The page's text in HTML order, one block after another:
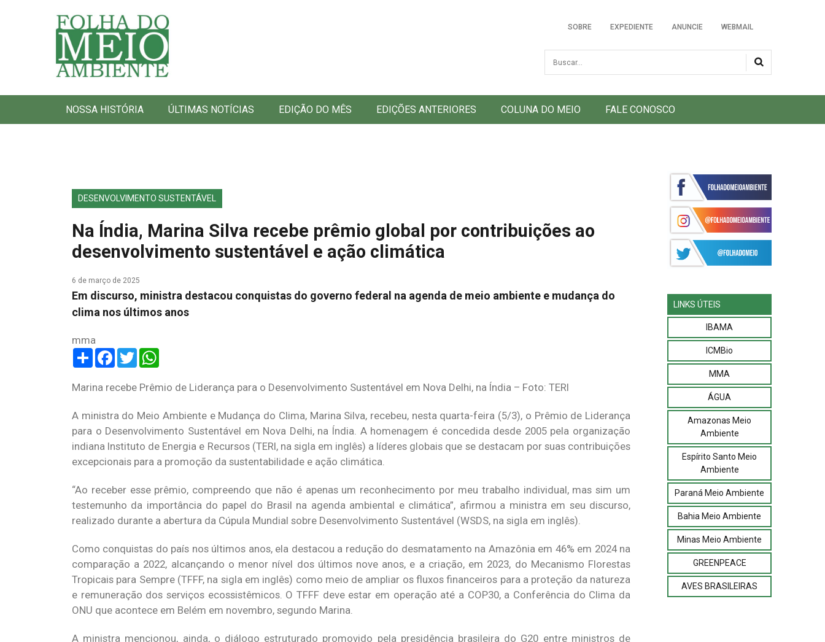
Folha do Meio Ambiente
SOBRE EXPEDIENTE ANUNCIE WEBMAIL
Busca
NOSSA HISTÓRIA ÚLTIMAS NOTÍCIAS EDIÇÃO DO MÊS EDIÇÕES ANTERIORES COLUNA DO MEIO FALE CONOSCO
DESENVOLVIMENTO SUSTENTÁVEL
Na Índia, Marina Silva recebe prêmio global por contribuições ao
desenvolvimento sustentável e ação climática
6 de março de 2025
Em discurso, ministra destacou conquistas do governo federal na agenda de meio ambiente e mudança do
clima nos últimos anos
mma
ShareFacebook
Twitter
Marina recebe Prêmio de Liderança para o Desenvolvimento Sustentável em Nova Delhi, na Índia – Foto: TERI
A ministra do Meio Ambiente e Mudança do Clima, Marina Silva, recebeu, nesta quarta-feira (5/3), o Prêmio de Liderança
para o Desenvolvimento Sustentável em Nova Delhi, na Índia. A homenagem é concedida desde 2005 pela organização
indiana Instituto de Energia e Recursos (TERI, na sigla em inglês) a líderes globais que se destacam por suas contribuições
excepcionais para a promoção da sustentabilidade e ação climática.
“Ao receber esse prêmio, compreendo que não é apenas um reconhecimento por meu trabalho individual, mas sim um
testemunho da importância do papel do Brasil na agenda ambiental e climática”, afirmou a ministra em seu discurso,
realizado durante a abertura da Cúpula Mundial sobre Desenvolvimento Sustentável (WSDS, na sigla em inglês).
Como conquistas do país nos últimos anos, ela destacou a redução do desmatamento na Amazônia em 46% em 2024 na
comparação a 2022, alcançando o menor nível dos últimos nove anos, e a criação, em 2023, do Mecanismo Florestas
Tropicais para Sempre (TFFF, na sigla em inglês) como meio de ampliar os fluxos financeiros para a proteção da natureza
e remuneração dos serviços ecossistêmicos. O TFFF deve estar em operação até a COP30, a Conferência do Clima da
ONU que acontece em Belém em novembro, segundo Marina.
A ministra mencionou, ainda, o diálogo estruturado promovido pela presidência brasileira do G20 entre ministros de
LINKS ÚTEIS
IBAMA
ICMBio
MMA
ÁGUA
Amazonas Meio
Ambiente
Espírito Santo Meio
Ambiente
Paraná Meio Ambiente
Bahia Meio Ambiente
Minas Meio Ambiente
GREENPEACE
AVES BRASILEIRAS